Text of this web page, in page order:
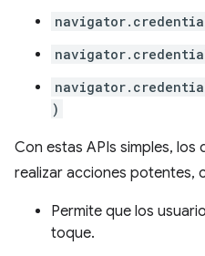
)
Con estas APIs simples,
realizar acciones potentes,
Permite que los
toque.